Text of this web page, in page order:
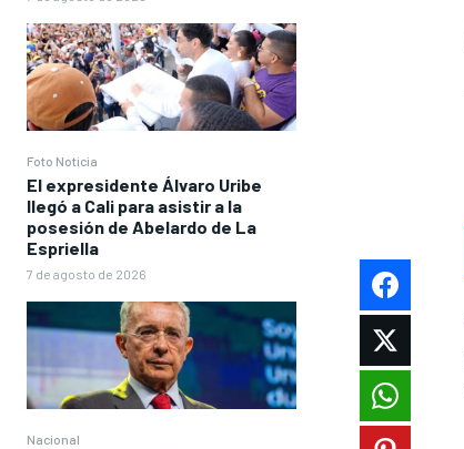
Foto Noticia
El expresidente Álvaro Uribe
llegó a Cali para asistir a la
posesión de Abelardo de La
Espriella
7 de agosto de 2026
Nacional